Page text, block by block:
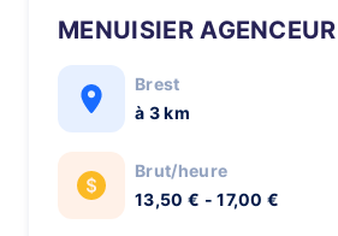
MENUISIER
Brest
à 3 km
Brut/heure
13,50 € - 17,00 €